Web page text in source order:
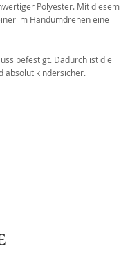
Polyester. Mit diesem
im Handumdrehen eine
befestigt. Dadurch ist die
absolut kindersicher.